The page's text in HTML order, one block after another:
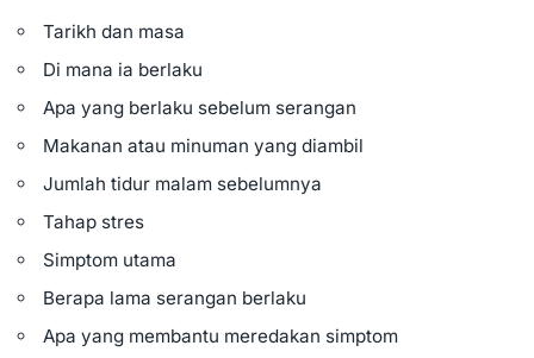
Tarikh dan masa
Di mana ia berlaku
Apa yang berlaku sebelum serangan
Makanan atau minuman yang diambil
Jumlah tidur malam sebelumnya
Tahap stres
Simptom utama
Berapa lama serangan berlaku
Apa yang membantu meredakan simptom